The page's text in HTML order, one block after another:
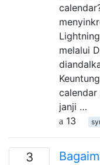
melalui
calendar
janji …
13
3